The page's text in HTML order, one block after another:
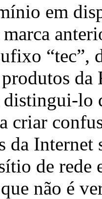
em
marca
“tec”,
da
lo
criar
da Internet
de rede
não é